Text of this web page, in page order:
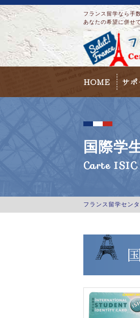
フランス留学なら手
あなたの希望に併せ
HOME サ
国際学
Carte ISIC
フランス留学セン